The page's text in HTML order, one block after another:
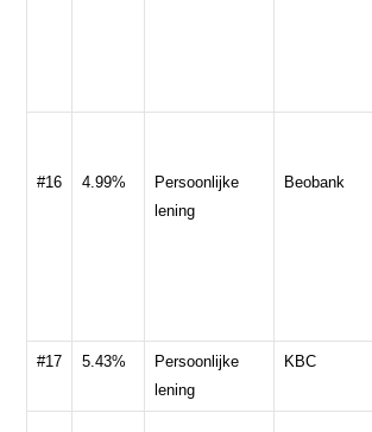
#16 4.99%
Persoonlijke
lening
Beobank
#17 5.43%
Persoonlijke
lening
KBC